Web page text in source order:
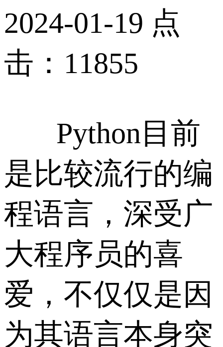
2024-01-19 点
击：11855
Python目前
是比较流行的编
程语言，深受广
大程序员的喜
爱，不仅仅是因
为其语言本身突